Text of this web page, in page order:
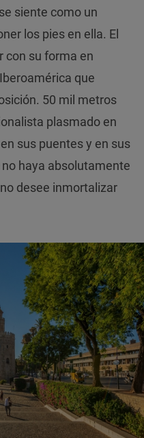
siente como un
los pies en ella. El
con su forma en
que
50 mil metros
plasmado en
sus puentes y en sus
haya absolutamente
desee inmortalizar